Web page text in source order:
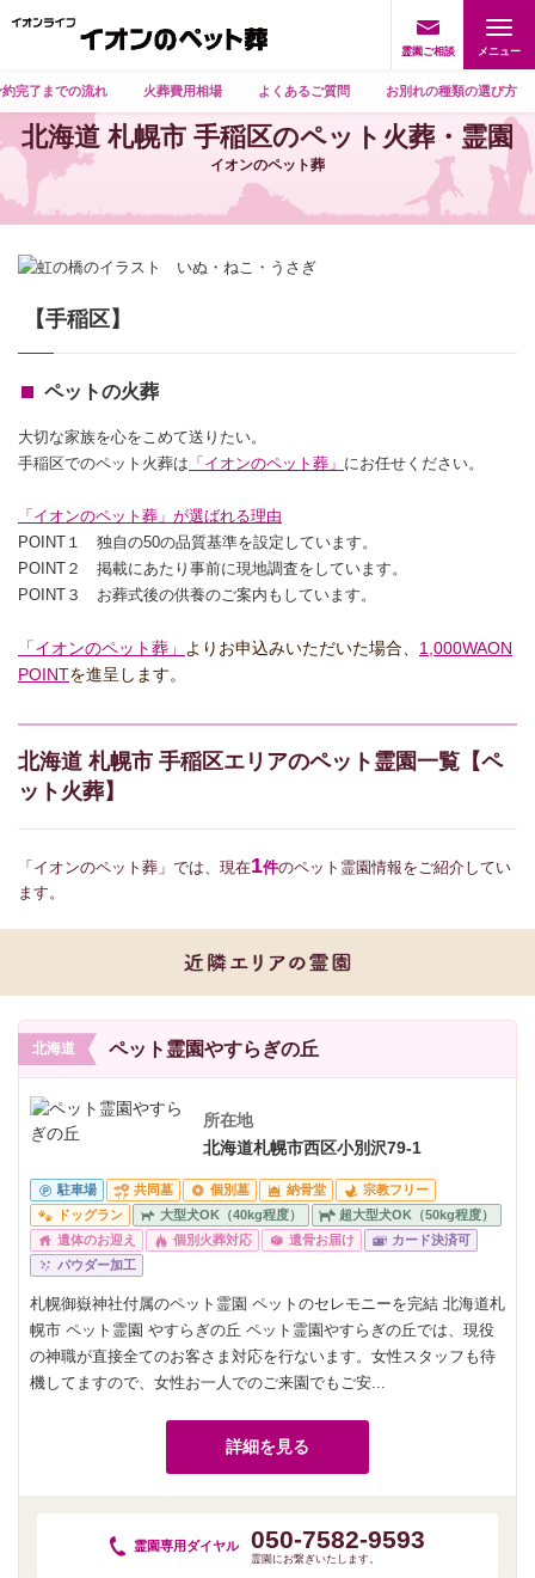
霊園ご相談
約完了までの流れ 火葬費用相場 よくあるご質問 お別れの種類の選び方
北海道 札幌市 手稲区のペット火葬・霊園
イオンのペット葬
【手稲区】
ペットの火葬
大切な家族を心をこめて送りたい。
手稲区でのペット火葬は 「イオンのペット葬」 にお任せください。
「イオンのペット葬」が選ばれる理由
POINT１ 独自の50の品質基準を設定しています。
POINT２ 掲載にあたり事前に現地調査をしています。
POINT３ お葬式後の供養のご案内もしています。
「イオンのペット葬」 よりお申込みいただいた場合、 1,000WAON
POINTを進呈します。
北海道 札幌市 手稲区エリアのペット霊園一覧【ペ
ット火葬】
「イオンのペット葬」では、現在1件のペット霊園情報をご紹介してい
ます。
北海道 ペット霊園やすらぎの丘
所在地
北海道札幌市西区小別沢79-1
駐車場 共同墓 個別墓 納骨堂
宗教フリー
ドッグラン
大型犬OK（40kg程度）
超大型犬OK（50kg程度）
遺体のお迎え
個別火葬対応 遺骨お届け
カード決済可
パウダー加工
札幌御嶽神社付属のペット霊園 ペットのセレモニーを完結 北海道札
幌市 ペット霊園 やすらぎの丘 ペット霊園やすらぎの丘では、現役
の神職が直接全てのお客さま対応を行ないます。女性スタッフも待
機してますので、女性お一人でのご来園でもご安...
詳細を見る
霊園専用 ダイヤル 050-7582-9593
霊園にお繋ぎいたします。